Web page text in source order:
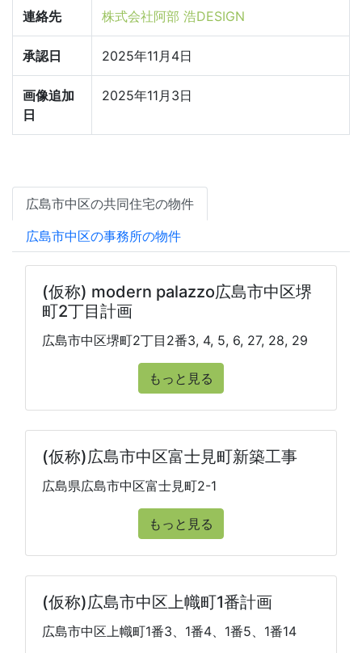
連絡先 株式会社阿部 浩DESIGN
承認日 2025年11月4日
画像追加
日
2025年11月3日
広島市中区の共同住宅の物件
広島市中区の事務所の物件
(仮称) modern palazzo広島市中区堺
町2丁目計画
広島市中区堺町2丁目2番3, 4, 5, 6, 27, 28, 29
もっと見る
(仮称)広島市中区富士見町新築工事
広島県広島市中区富士見町2-1
もっと見る
(仮称)広島市中区上幟町1番計画
広島市中区上幟町1番3、1番4、1番5、1番14